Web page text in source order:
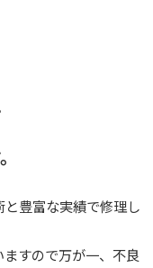
豊富な実績で修理し
すので万が一、不良